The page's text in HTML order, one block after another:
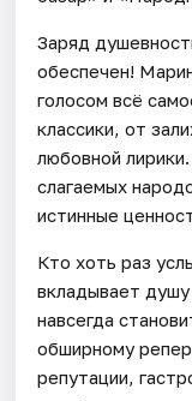
Заряд
обеспечен!
голосом всё
классики, от
любовной
слагаемых
истинные
Кто хоть раз
вкладывает
навсегда
обширному
репутации,